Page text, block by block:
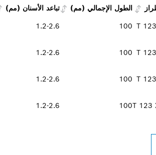
الطول الإجمالي (مم) تباعد الأسنان (مم)
T
100
1.2-2.6
T
100
1.2-2.6
T
100
1.2-2.6
T 123
100
1.2-2.6